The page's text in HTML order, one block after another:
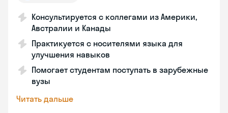
Консультируется с коллегами из Америки,
Австралии и Канады
Практикуется с носителями языка для
улучшения навыков
Помогает студентам поступать в зарубежные
вузы
Читать дальше